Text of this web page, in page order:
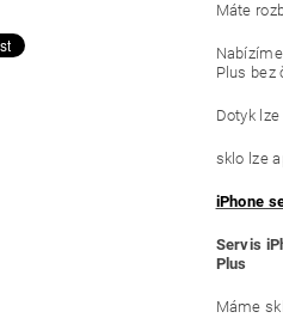
Máte
Plus bez
Dotyk
sklo lze
iPhone
Servis
Plus
Máme